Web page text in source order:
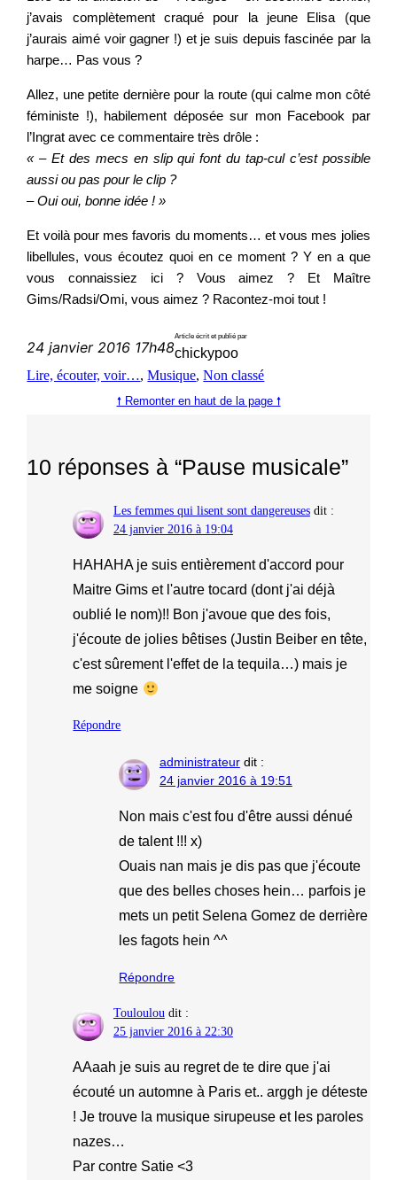
j’avais complètement craqué pour la jeune Elisa (que
j’aurais aimé voir gagner !) et je suis depuis fascinée par la
harpe… Pas vous ?
Allez, une petite dernière pour la route (qui calme mon côté
féministe !), habilement déposée sur mon Facebook par
l’Ingrat avec ce commentaire très drôle :
« – Et des mecs en slip qui font du tap-cul c’est possible
aussi ou pas pour le clip ?
– Oui oui, bonne idée ! »
Et voilà pour mes favoris du moments… et vous mes jolies
libellules, vous écoutez quoi en ce moment ? Y en a que
vous connaissiez ici ? Vous aimez ? Et Maître
Gims/Radsi/Omi, vous aimez ? Racontez-moi tout !
24 janvier 2016 17h48
Article écrit et publié par
chickypoo
Lire, écouter, voir…, Musique, Non classé
🠕 Remonter en haut de la page 🠕
10 réponses à “Pause musicale”
Les femmes qui lisent sont dangereuses dit :
24 janvier 2016 à 19:04
HAHAHA je suis entièrement d'accord pour
Maitre Gims et l'autre tocard (dont j'ai déjà
oublié le nom)!! Bon j'avoue que des fois,
j'écoute de jolies bêtises (Justin Beiber en tête,
c'est sûrement l'effet de la tequila…) mais je
me soigne
Répondre
administrateur dit :
24 janvier 2016 à 19:51
Non mais c'est fou d'être aussi dénué
de talent !!! x)
Ouais nan mais je dis pas que j'écoute
que des belles choses hein… parfois je
mets un petit Selena Gomez de derrière
les fagots hein ^^
Répondre
Touloulou dit :
25 janvier 2016 à 22:30
AAaah je suis au regret de te dire que j'ai
écouté un automne à Paris et.. arggh je déteste
! Je trouve la musique sirupeuse et les paroles
nazes…
Par contre Satie <3